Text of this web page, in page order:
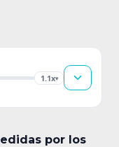
1.1x▾
por los